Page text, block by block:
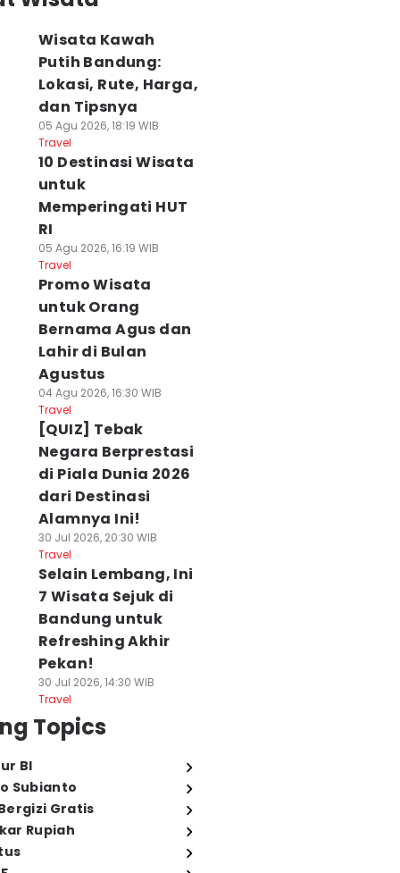
Wisata Kawah
Putih Bandung:
Lokasi, Rute, Harga,
dan Tipsnya
05 Agu 2026, 18:19 WIB
Travel
10 Destinasi Wisata
untuk
Memperingati HUT
RI
05 Agu 2026, 16:19 WIB
Travel
Promo Wisata
untuk Orang
Bernama Agus dan
Lahir di Bulan
Agustus
04 Agu 2026, 16:30 WIB
Travel
[QUIZ] Tebak
Negara Berprestasi
di Piala Dunia 2026
dari Destinasi
Alamnya Ini!
30 Jul 2026, 20:30 WIB
Travel
Selain Lembang, Ini
7 Wisata Sejuk di
Bandung untuk
Refreshing Akhir
Pekan!
30 Jul 2026, 14:30 WIB
Travel
Topics
BI
Subianto
Gratis
Rupiah